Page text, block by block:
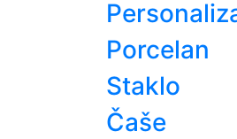
Porcelan
Staklo
Čaše